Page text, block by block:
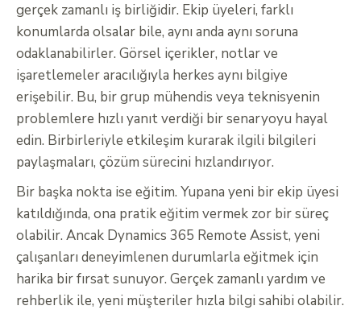
gerçek zamanlı iş birliğidir. Ekip üyeleri, farklı
konumlarda olsalar bile, aynı anda aynı soruna
odaklanabilirler. Görsel içerikler, notlar ve
işaretlemeler aracılığıyla herkes aynı bilgiye
erişebilir. Bu, bir grup mühendis veya teknisyenin
problemlere hızlı yanıt verdiği bir senaryoyu hayal
edin. Birbirleriyle etkileşim kurarak ilgili bilgileri
paylaşmaları, çözüm sürecini hızlandırıyor.
Bir başka nokta ise eğitim. Yupana yeni bir ekip üyesi
katıldığında, ona pratik eğitim vermek zor bir süreç
olabilir. Ancak Dynamics 365 Remote Assist, yeni
çalışanları deneyimlenen durumlarla eğitmek için
harika bir fırsat sunuyor. Gerçek zamanlı yardım ve
rehberlik ile, yeni müşteriler hızla bilgi sahibi olabilir.